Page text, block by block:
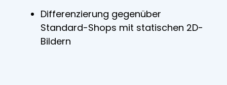
Differenzierung gegenüber
Standard-Shops mit statischen 2D-
Bildern